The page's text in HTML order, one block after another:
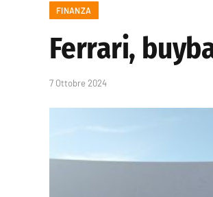
FINANZA
Ferrari,
7 Ottobre 2024